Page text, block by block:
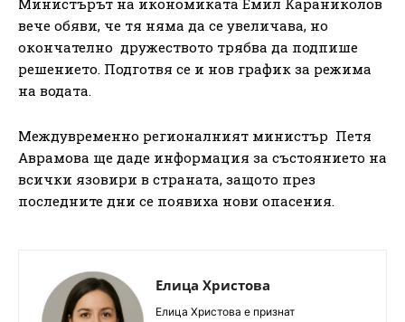
вече обяви, че тя няма да се увеличава, но
окончателно дружеството трябва да подпише
решението. Подготвя се и нов график за режима
на водата.
Междувременно регионалният министър Петя
Аврамова ще даде информация за състоянието на
всички язовири в страната, защото през
последните дни се появиха нови опасения.
Елица Христова
Елица Христова е признат